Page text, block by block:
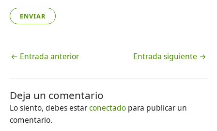
ENVIAR
← Entrada anterior Entrada siguiente →
Deja un comentario
Lo siento, debes estarconectado para publicar un
comentario.